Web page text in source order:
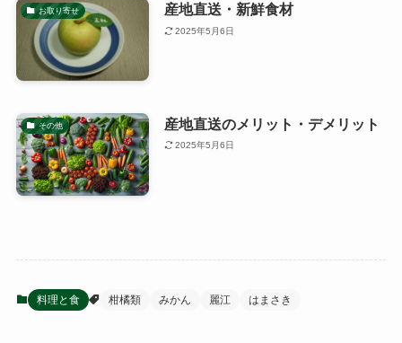
お取り寄せ 産地直送・新鮮食材
2025年5月6日
その他 産地直送のメリット・デメリット
2025年5月6日
料理と食 柑橘類 みかん 麗江 はまさき